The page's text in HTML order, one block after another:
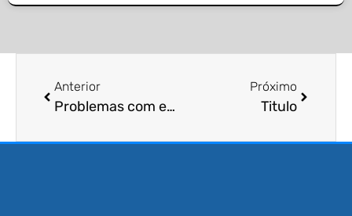
Anterior
Problemas com entupimento?
Próximo
Titulo